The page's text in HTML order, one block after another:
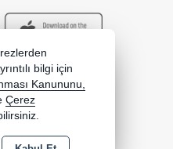
bilgi için
Kanununu,
Çerez